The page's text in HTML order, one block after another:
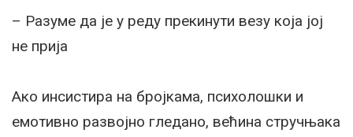
– Разуме да је у реду прекинути везу која јој
не прија
Ако инсистира на бројкама, психолошки и
емотивно развојно гледано, већина стручњака